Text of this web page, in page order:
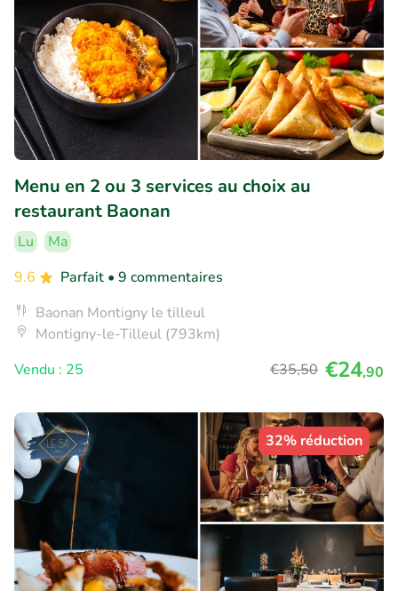
Menu en 2 ou 3 services au choix au
restaurant Baonan
Lu
Ma
9.6
Parfait • 9 commentaires
Baonan Montigny le tilleul
Montigny-le-Tilleul (793km)
Vendu : 25
€35,50 €24,90
32% réduction